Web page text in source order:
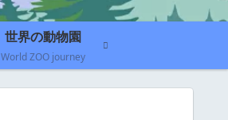
世界の動物園
World ZOO journey